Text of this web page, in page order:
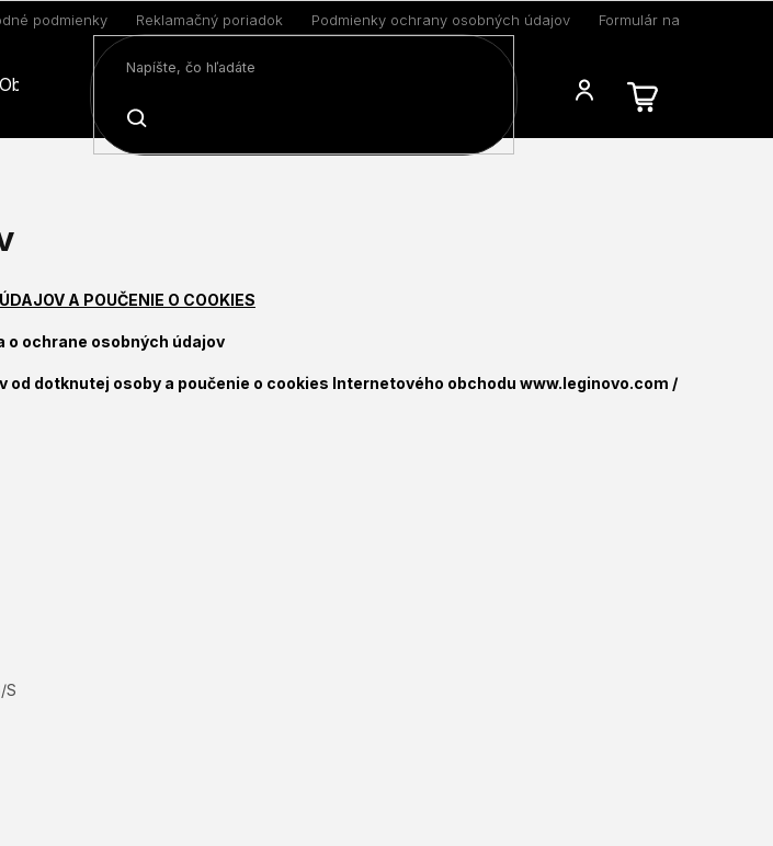
podmienky Reklamačný poriadok Podmienky ochrany osobných údajov Formulár na odstúpenie
HĽADAŤ
Oblečenie
A POUČENIE O COOKIES
o ochrane osobných údajov
dotknutej osoby a poučenie o cookies Internetového obchodu www.leginovo.com /
S